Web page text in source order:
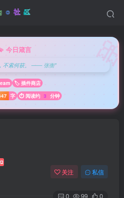
今日箴言
不索何获。 —— 张衡"
🏷️ 插件商店
字 ⏱️ 阅读约 3 分钟
关注 私信
0 99 0